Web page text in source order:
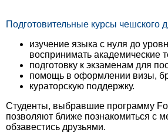
Подготовительные курсы чешского
изучение языка с нуля до
воспринимать академические
подготовку к экзаменам для
помощь в оформлении визы,
кураторскую поддержку.
Студенты, выбравшие программу
позволяют ближе познакомиться с
обзавестись друзьями.